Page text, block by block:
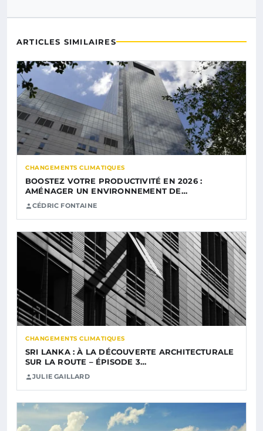
ARTICLES SIMILAIRES
CHANGEMENTS CLIMATIQUES
BOOSTEZ VOTRE PRODUCTIVITÉ EN 2026 :
AMÉNAGER UN ENVIRONNEMENT DE…
CÉDRIC FONTAINE
CHANGEMENTS CLIMATIQUES
SRI LANKA : À LA DÉCOUVERTE ARCHITECTURALE
SUR LA ROUTE – ÉPISODE 3…
JULIE GAILLARD